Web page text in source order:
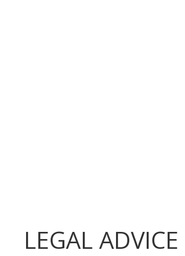
LEGAL ADVICE